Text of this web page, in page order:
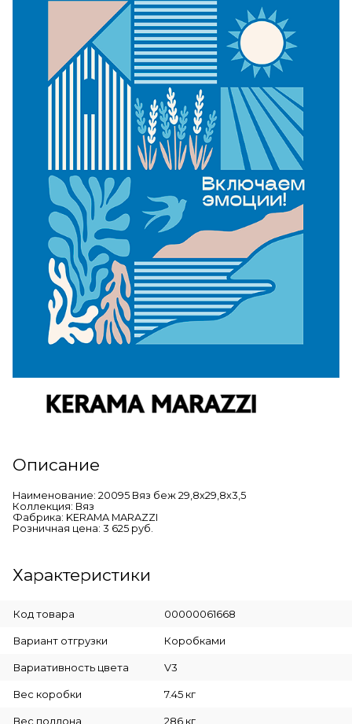
Описание
Наименование: 20095 Вяз беж 29,8х29,8х3,5
Коллекция: Вяз
Фабрика: KERAMA MARAZZI
Розничная цена: 3 625 руб.
Характеристики
Код товара 00000061668
Вариант отгрузки Коробками
Вариативность цвета V3
Вес коробки 7.45 кг
Вес поддона 286 кг